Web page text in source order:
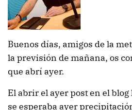
Buenos días, amigos de la
la previsión de mañana, os
que abrí ayer.
El abrir el ayer post en el
se esperaba ayer